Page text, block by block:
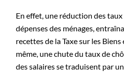
En effet, une réduction des
dépenses des ménages,
recettes de la Taxe sur les Biens
même, une chute du taux de
des salaires se traduisent par